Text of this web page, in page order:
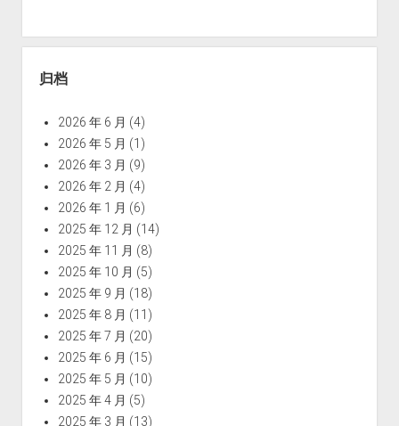
归档
2026 年 6 月 (4)
2026 年 5 月 (1)
2026 年 3 月 (9)
2026 年 2 月 (4)
2026 年 1 月 (6)
2025 年 12 月 (14)
2025 年 11 月 (8)
2025 年 10 月 (5)
2025 年 9 月 (18)
2025 年 8 月 (11)
2025 年 7 月 (20)
2025 年 6 月 (15)
2025 年 5 月 (10)
2025 年 4 月 (5)
2025 年 3 月 (13)